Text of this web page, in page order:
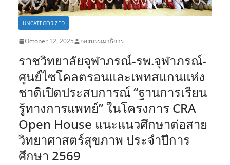
UNCATEGORIZED
October 12, 2025 กองบรรณาธิการ
ราชวิทยาลัยจุฬาภรณ์-รพ.จุฬาภรณ์-
ศูนย์ไซโคลตรอนและเพทสแกนแห่ง
ชาติเปิดประสบการณ์ “ฐานการเรียน
รู้ทางการแพทย์” ในโครงการ CRA
Open House แนะแนวศึกษาต่อสาย
วิทยาศาสตร์สุขภาพ ประจำปีการ
ศึกษา 2569